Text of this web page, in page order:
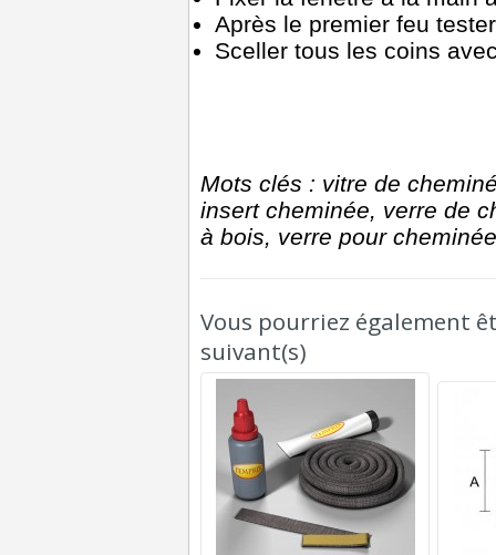
Après le premier feu
Sceller tous les coins
Mots clés : vitre de
insert cheminée, verre de
à bois, verre pour
Vous pourriez également
suivant(s)